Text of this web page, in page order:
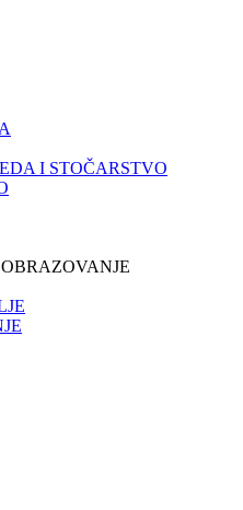
I STOČARSTVO